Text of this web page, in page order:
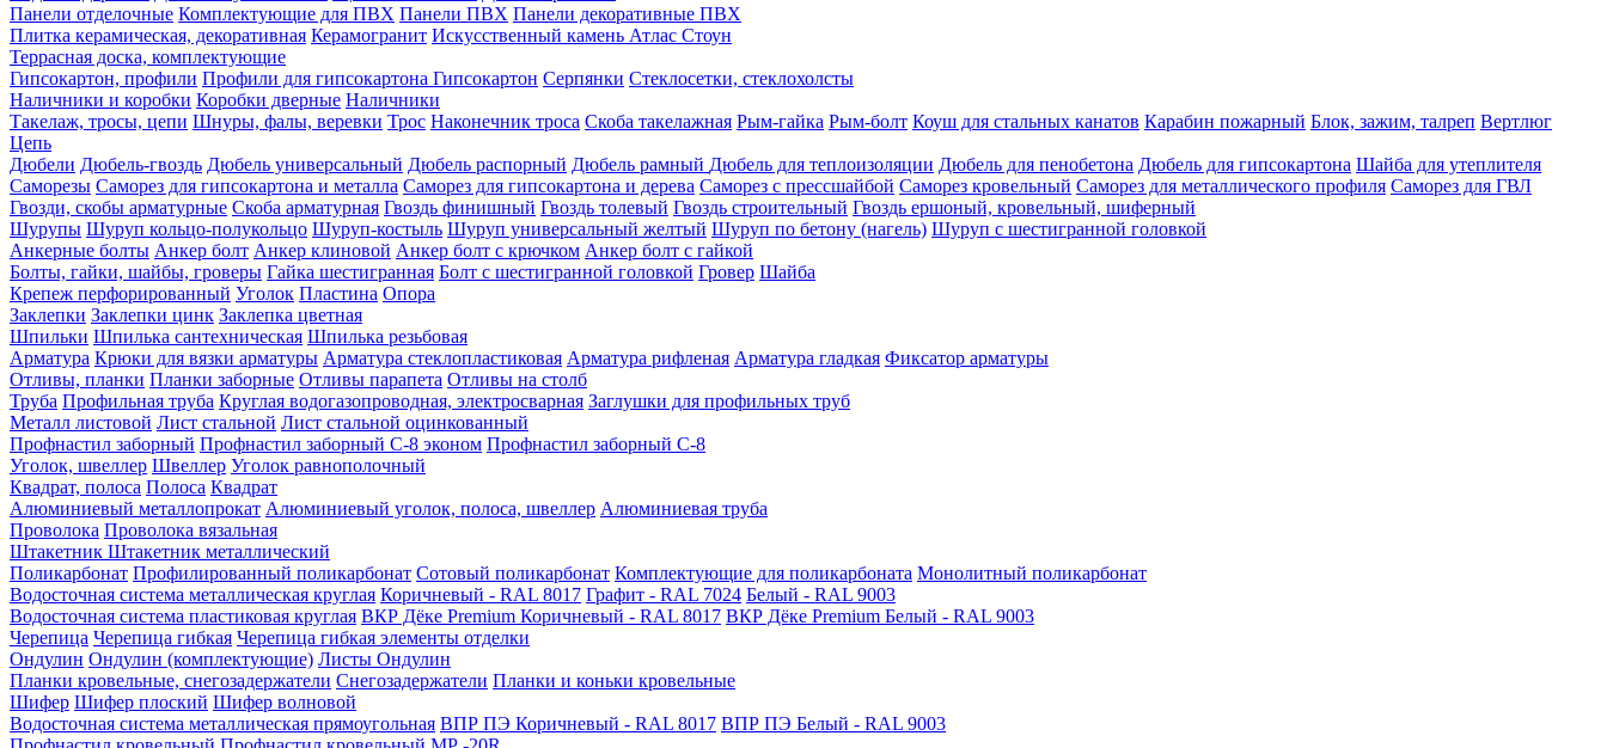
Панели отделочные Комплектующие для ПВХ Панели ПВХ Панели декоративные ПВХ
Плитка керамическая, декоративная Керамогранит Искусственный камень Атлас Стоун
Террасная доска, комплектующие
Гипсокартон, профили Профили для гипсокартона Гипсокартон Серпянки Стеклосетки, стеклохолсты
Наличники и коробки Коробки дверные Наличники
Такелаж, тросы, цепи Шнуры, фалы, веревки Трос Наконечник троса Скоба такелажная Рым-гайка Рым-болт Коуш для стальных канатов Карабин пожарный Блок, зажим, талреп Вертлюг
Цепь
Дюбели Дюбель-гвоздь Дюбель универсальный Дюбель распорный Дюбель рамный Дюбель для теплоизоляции Дюбель для пенобетона Дюбель для гипсокартона Шайба для утеплителя
Саморезы Саморез для гипсокартона и металла Саморез для гипсокартона и дерева Саморез с прессшайбой Саморез кровельный Саморез для металлического профиля Саморез для ГВЛ
Гвозди, скобы арматурные Скоба арматурная Гвоздь финишный Гвоздь толевый Гвоздь строительный Гвоздь ершоный, кровельный, шиферный
Шурупы Шуруп кольцо-полукольцо Шуруп-костыль Шуруп универсальный желтый Шуруп по бетону (нагель) Шуруп с шестигранной головкой
Анкерные болты Анкер болт Анкер клиновой Анкер болт с крючком Анкер болт с гайкой
Болты, гайки, шайбы, гроверы Гайка шестигранная Болт c шестигранной головкой Гровер Шайба
Крепеж перфорированный Уголок Пластина Опора
Заклепки Заклепки цинк Заклепка цветная
Шпильки Шпилька сантехническая Шпилька резьбовая
Арматура Крюки для вязки арматуры Арматура стеклопластиковая Арматура рифленая Арматура гладкая Фиксатор арматуры
Отливы, планки Планки заборные Отливы парапета Отливы на столб
Труба Профильная труба Круглая водогазопроводная, электросварная Заглушки для профильных труб
Металл листовой Лист стальной Лист стальной оцинкованный
Профнастил заборный Профнастил заборный С-8 эконом Профнастил заборный С-8
Уголок, швеллер Швеллер Уголок равнополочный
Квадрат, полоса Полоса Квадрат
Алюминиевый металлопрокат Алюминиевый уголок, полоса, швеллер Алюминиевая труба
Проволока Проволока вязальная
Штакетник Штакетник металлический
Поликарбонат Профилированный поликарбонат Сотовый поликарбонат Комплектующие для поликарбоната Монолитный поликарбонат
Водосточная система металлическая круглая Коричневый - RAL 8017 Графит - RAL 7024 Белый - RAL 9003
Водосточная система пластиковая круглая ВКР Дёке Premium Коричневый - RAL 8017 ВКР Дёке Premium Белый - RAL 9003
Черепица Черепица гибкая Черепица гибкая элементы отделки
Ондулин Ондулин (комплектующие) Листы Ондулин
Планки кровельные, снегозадержатели Снегозадержатели Планки и коньки кровельные
Шифер Шифер плоский Шифер волновой
Водосточная система металлическая прямоугольная ВПР ПЭ Коричневый - RAL 8017 ВПР ПЭ Белый - RAL 9003